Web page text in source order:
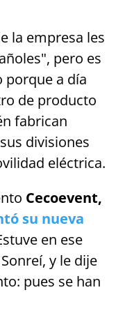
la empresa les
pero es
porque a día
de producto
fabrican
divisiones
eléctrica.
Cecoevent,
su nueva
en ese
y le dije
pues se han